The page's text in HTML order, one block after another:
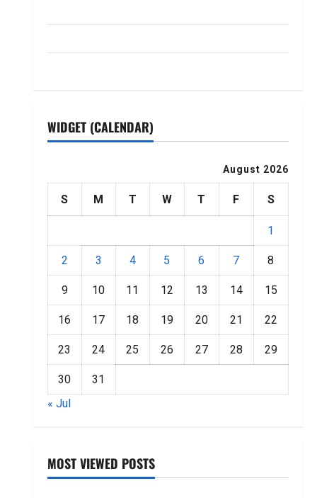
WIDGET (CALENDAR)
August 2026
S M T W T F S
1
2 3 4 5 6 7 8
9 10 11 12 13 14 15
16 17 18 19 20 21 22
23 24 25 26 27 28 29
30
31
« Jul
MOST VIEWED POSTS